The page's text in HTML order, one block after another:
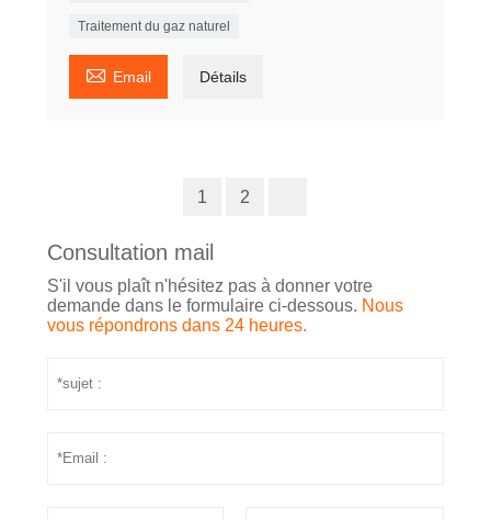
Traitement du gaz naturel
 Email Détails
1 2
Consultation mail
S'il vous plaît n'hésitez pas à donner votre
demande dans le formulaire ci-dessous. Nous
vous répondrons dans 24 heures.